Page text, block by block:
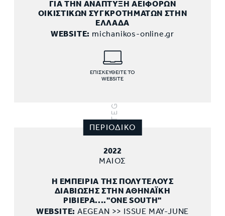
ΓΙΑ ΤΗΝ ΑΝΑΠΤΥΞΗ ΑΕΙΦΟΡΩΝ
ΟΙΚΙΣΤΙΚΩΝ ΣΥΓΚΡΟΤΗΜΑΤΩΝ ΣΤΗΝ
ΕΛΛΑΔΑ
WEBSITE: michanikos-online.gr
ΕΠΙΣΚΕΥΘΕΙΤΕ ΤΟ
WEBSITE
ΠΕΡΙΟΔΙΚΟ
2022
ΜΑΙΟΣ
Η ΕΜΠΕΙΡΙΑ ΤΗΣ ΠΟΛΥΤΕΛΟΥΣ
ΔΙΑΒΙΩΣΗΣ ΣΤΗΝ ΑΘΗΝΑΪΚΗ
ΡΙΒΙΕΡΑ...."ONE SOUTH"
WEBSITE: AEGEAN >> ISSUE MAY-JUNE
VISION.CONSISTENCY.INTEGRITY.COMMITMENT